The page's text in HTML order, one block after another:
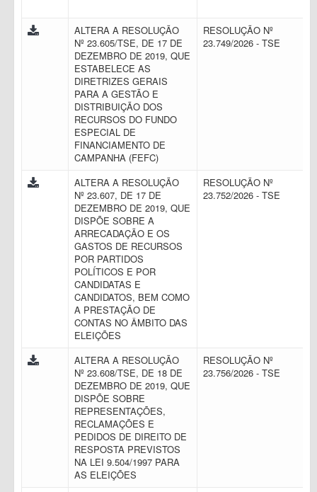
ALTERA A RESOLUÇÃO
Nº 23.605/TSE, DE 17 DE
DEZEMBRO DE 2019, QUE
ESTABELECE AS
DIRETRIZES GERAIS
PARA A GESTÃO E
DISTRIBUIÇÃO DOS
RECURSOS DO FUNDO
ESPECIAL DE
FINANCIAMENTO DE
CAMPANHA (FEFC)
RESOLUÇÃO Nº
23.749/2026 - TSE
ALTERA A RESOLUÇÃO
Nº 23.607, DE 17 DE
DEZEMBRO DE 2019, QUE
DISPÕE SOBRE A
ARRECADAÇÃO E OS
GASTOS DE RECURSOS
POR PARTIDOS
POLÍTICOS E POR
CANDIDATAS E
CANDIDATOS, BEM COMO
A PRESTAÇÃO DE
CONTAS NO ÂMBITO DAS
ELEIÇÕES
RESOLUÇÃO Nº
23.752/2026 - TSE
ALTERA A RESOLUÇÃO
Nº 23.608/TSE, DE 18 DE
DEZEMBRO DE 2019, QUE
DISPÕE SOBRE
REPRESENTAÇÕES,
RECLAMAÇÕES E
PEDIDOS DE DIREITO DE
RESPOSTA PREVISTOS
NA LEI 9.504/1997 PARA
AS ELEIÇÕES
RESOLUÇÃO Nº
23.756/2026 - TSE